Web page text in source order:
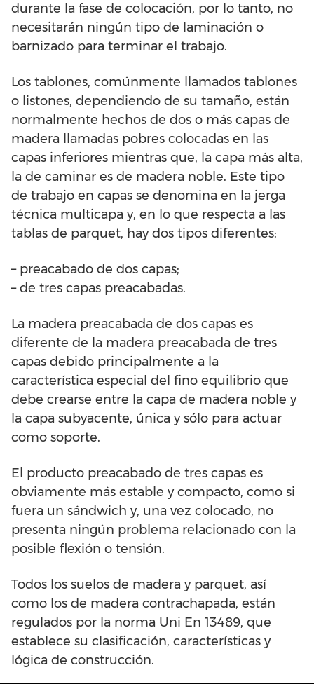
durante la fase de colocación, por lo tanto, no
necesitarán ningún tipo de laminación o
barnizado para terminar el trabajo.
Los tablones, comúnmente llamados tablones
o listones, dependiendo de su tamaño, están
normalmente hechos de dos o más capas de
madera llamadas pobres colocadas en las
capas inferiores mientras que, la capa más alta,
la de caminar es de madera noble. Este tipo
de trabajo en capas se denomina en la jerga
técnica multicapa y, en lo que respecta a las
tablas de parquet, hay dos tipos diferentes:
– preacabado de dos capas;
– de tres capas preacabadas.
La madera preacabada de dos capas es
diferente de la madera preacabada de tres
capas debido principalmente a la
característica especial del fino equilibrio que
debe crearse entre la capa de madera noble y
la capa subyacente, única y sólo para actuar
como soporte.
El producto preacabado de tres capas es
obviamente más estable y compacto, como si
fuera un sándwich y, una vez colocado, no
presenta ningún problema relacionado con la
posible flexión o tensión.
Todos los suelos de madera y parquet, así
como los de madera contrachapada, están
regulados por la norma Uni En 13489, que
establece su clasificación, características y
lógica de construcción.